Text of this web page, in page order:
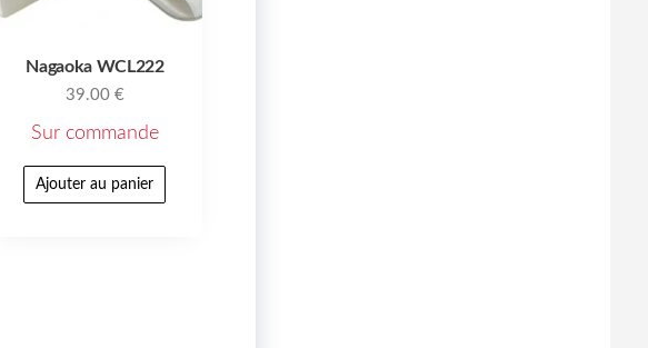
Nagaoka WCL222
39.00 €
Sur commande
Ajouter au panier